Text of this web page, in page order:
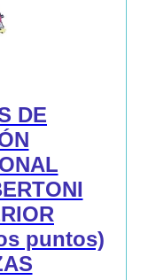
DE
puntos)